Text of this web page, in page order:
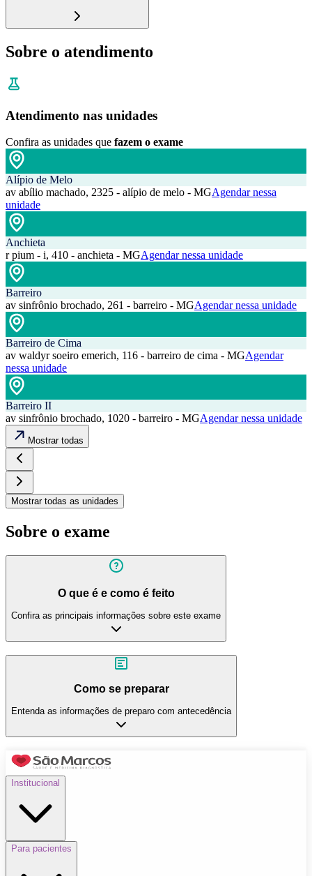
Sobre o atendimento
Atendimento nas unidades
Confira as unidades que fazem o exame
Alípio de Melo
av abílio machado, 2325 - alípio de melo - MGAgendar nessa
unidade
Anchieta
r pium - i, 410 - anchieta - MGAgendar nessa unidade
Barreiro
av sinfrônio brochado, 261 - barreiro - MGAgendar nessa unidade
Barreiro de Cima
av waldyr soeiro emerich, 116 - barreiro de cima - MGAgendar
nessa unidade
Barreiro II
av sinfrônio brochado, 1020 - barreiro - MGAgendar nessa unidade
Mostrar todas
Mostrar todas as unidades
Sobre o exame
O que é e como é feito
Confira as principais informações sobre este exame
Como se preparar
Entenda as informações de preparo com antecedência
Institucional
Para pacientes